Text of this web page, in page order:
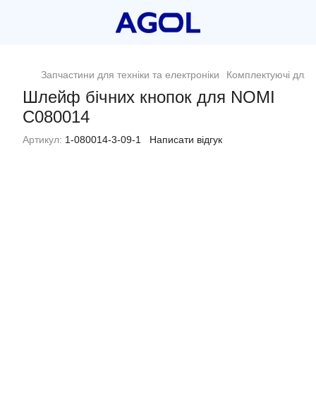
Запчастини для техніки та електроніки Комплектуючі для
Шлейф бічних кнопок для NOMI
C080014
Артикул: 1-080014-3-09-1 Написати відгук